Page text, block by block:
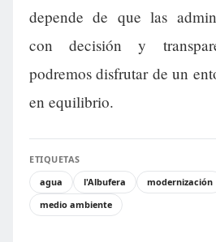
depende de que las
con decisión y
podremos disfrutar de un
en equilibrio.
ETIQUETAS
agua
l'Albufera modernización
medio ambiente